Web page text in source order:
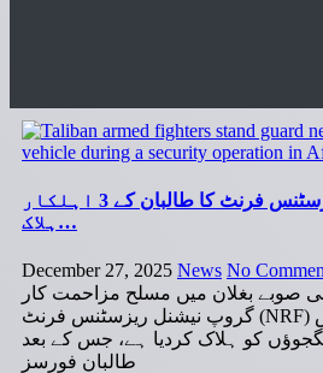
بغلان میں نیشنل ریزسٹنس فرنٹ کا طالبان کے 3 اہلکار
ہلاک…
December 27, 2025 News No
صوبے بغلان میں مسلح مزاحمت کار
گروپ نیشنل ریزسٹنس فرنٹ (NRF) نے دعویٰ کیا ہے کہ اس
کے 3 جنگجوؤں کو ہلاک کردیا ہے، جس کے بعد
طالبان فورسز